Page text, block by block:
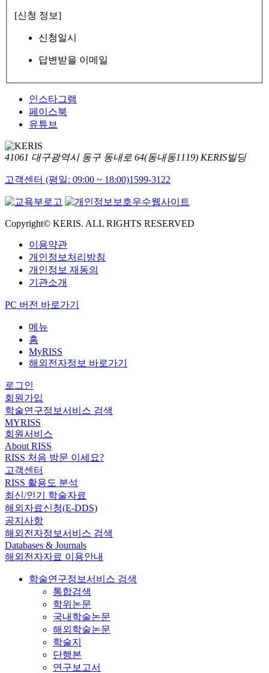
[신청 정보]
신청일시
답변받을 이메일
인스타그램
페이스북
유튜브
41061 대구광역시 동구 동내로 64(동내동1119) KERIS빌딩
고객센터 (평일: 09:00 ~ 18:00)1599-3122
Copyright© KERIS. ALL RIGHTS RESERVED
이용약관
개인정보처리방침
개인정보 재동의
기관소개
PC 버전 바로가기
메뉴
홈
MyRISS
해외전자정보 바로가기
로그인
회원가입
학술연구정보서비스 검색
MYRISS
회원서비스
About RISS
RISS 처음 방문 이세요?
고객센터
RISS 활용도 분석
최신/인기 학술자료
해외자료신청(E-DDS)
공지사항
해외전자정보서비스 검색
Databases & Journals
해외전자자료 이용안내
학술연구정보서비스 검색
통합검색
학위논문
국내학술논문
해외학술논문
학술지
단행본
연구보고서